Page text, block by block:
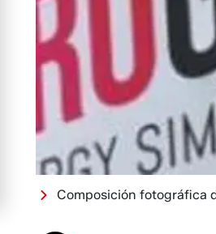
Composición fotográfica